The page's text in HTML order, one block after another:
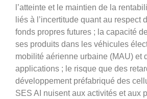
l’atteinte et le maintien de la
liés à l’incertitude quant au respect
fonds propres futures ; la capacité
ses produits dans les véhicules
mobilité aérienne urbaine (MAU) et
applications ; le risque que des
développement préfabriqué des
SES AI nuisent aux activités et aux